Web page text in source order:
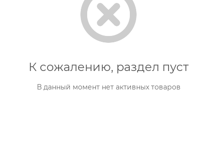
К сожалению, раздел пуст
В данный момент нет активных товаров